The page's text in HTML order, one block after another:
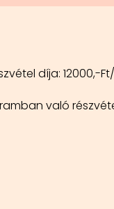
díja: 12000,-
való